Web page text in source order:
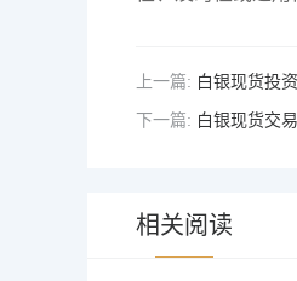
上一篇: 白银现货投
下一篇: 白银现货交
相关阅读